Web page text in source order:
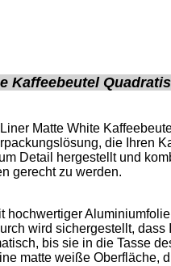
Kaffeebeutel
Matte White
die Ihren
Detail hergestellt und
gerecht zu werden.
hochwertiger
wird sichergestellt,
bis sie in die Tasse
matte weiße Oberfläche,